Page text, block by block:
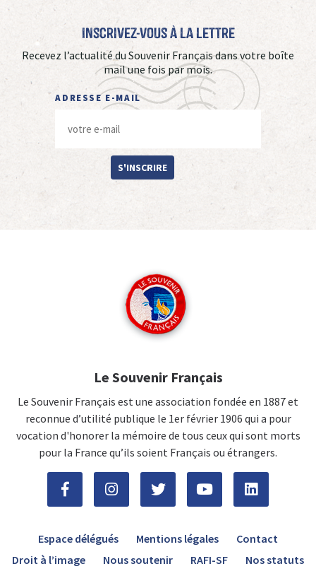
Inscrivez-vous à La Lettre
Recevez l’actualité du Souvenir Français dans votre boîte
mail une fois par mois.
ADRESSE E-MAIL
S'INSCRIRE
Le Souvenir Français
Le Souvenir Français est une association fondée en 1887 et
reconnue d’utilité publique le 1er février 1906 qui a pour
vocation d'honorer la mémoire de tous ceux qui sont morts
pour la France qu’ils soient Français ou étrangers.
Espace délégués Mentions légales
Contact
Droit à l’image
Nous soutenir RAFI-SF Nos statuts